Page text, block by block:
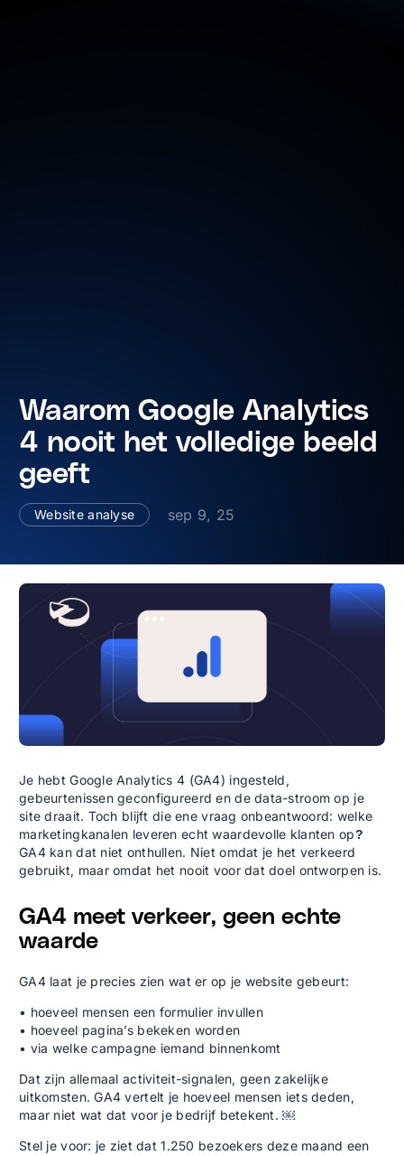
Waarom Google Analytics
4 nooit het volledige beeld
geeft
Website analyse sep 9, 25
Je hebt Google Analytics 4 (GA4) ingesteld,
gebeurtenissen geconfigureerd en de data-stroom op je
site draait. Toch blijft die ene vraag onbeantwoord: welke
marketingkanalen leveren echt waardevolle klanten op?
GA4 kan dat niet onthullen. Niet omdat je het verkeerd
gebruikt, maar omdat het nooit voor dat doel ontworpen is.
GA4 meet verkeer, geen echte
waarde
GA4 laat je precies zien wat er op je website gebeurt:
• hoeveel mensen een formulier invullen
• hoeveel pagina’s bekeken worden
• via welke campagne iemand binnenkomt
Dat zijn allemaal activiteit-signalen, geen zakelijke
uitkomsten. GA4 vertelt je hoeveel mensen iets deden,
maar niet wat dat voor je bedrijf betekent. ￼
Stel je voor: je ziet dat 1.250 bezoekers deze maand een